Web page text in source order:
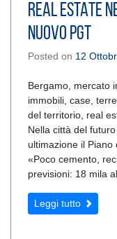
REAL ESTATE
NUOVO PGT
Posted on 12
Bergamo, mercato
immobili, case,
del territorio, real
Nella città del
ultimazione il
«Poco cemento,
previsioni: 18 mila
Leggi tutto